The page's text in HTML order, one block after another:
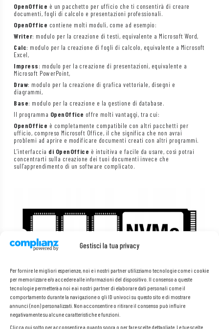
Gestisci la tua privacy
Per fornire le migliori esperienze, noi e i nostri partner utilizziamo tecnologie come i cookie
per memorizzare e/o accedere alle informazioni del dispositivo. Il consenso a queste
tecnologie permetterà a noi e ai nostri partner di elaborare dati personali come il
comportamento durante la navigazione o gli ID univoci su questo sito e di mostrare
annunci (non) personalizzati. Non acconsentire o ritirare il consenso può influire
negativamente su alcune caratteristiche e funzioni.
Clicca qui sotto per acconsentire a quanto sopra o per fare scelte dettagliate. Le tue scelte
OpenOffice è un pacchetto per ufficio che ti consentirà di creare
documenti, fogli di calcolo e presentazioni professionali.
OpenOffice contiene molti moduli, come ad esempio:
Writer: modulo per la creazione di testi, equivalente a Microsoft Word,
Calc: modulo per la creazione di fogli di calcolo, equivalente a Microsoft
Excel,
Impress: modulo per la creazione di presentazioni, equivalente a
Microsoft PowerPoint,
Draw: modulo per la creazione di grafica vettoriale, disegni e
diagrammi,
Base: modulo per la creazione e la gestione di database.
Il programma OpenOffice offre molti vantaggi, tra cui:
OpenOffice è completamente compatibile con altri pacchetti per
ufficio, compreso Microsoft Office, il che significa che non avrai
problemi ad aprire e modificare documenti creati con altri programmi.
L’interfaccia di OpenOffice è intuitiva e facile da usare, così potrai
concentrarti sulla creazione dei tuoi documenti invece che
sull’apprendimento di un software complicato.
Veloce disco SSD NVMe